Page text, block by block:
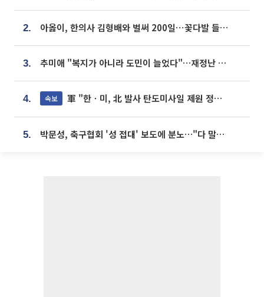
2. 아옳이, 한의사 김형배와 벌써 200일⋯꽃다발 들고 "프러포즈 아냐"
3. 추미애 "복지가 아니라 도민이 늘었다"…재정난 책임론 정면돌파
4. 속보 軍 "한ㆍ미, 北 발사 탄도미사일 제원 정밀분석 중"
5. 박문성, 축구협회 '성 접대' 보도에 분노…"다 말아먹으려고 작정했나"